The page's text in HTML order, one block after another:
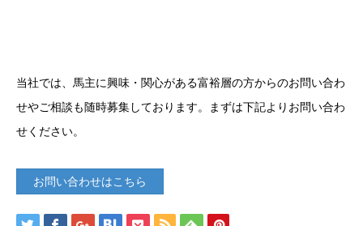
当社では、馬主に興味・関心がある富裕層の方からのお問い合わ
せやご相談も随時募集しております。まずは下記よりお問い合わ
せください。
お問い合わせはこちら